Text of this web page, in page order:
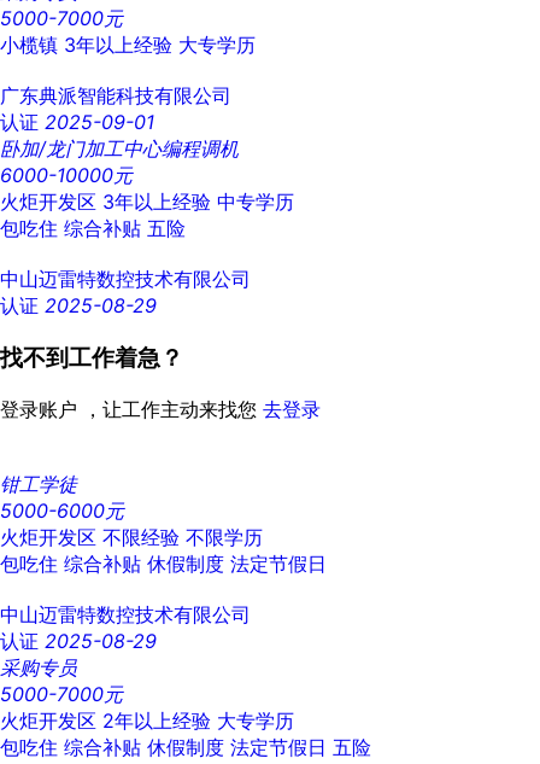
5000-7000元
小榄镇 3年以上经验 大专学历
广东典派智能科技有限公司
认证 2025-09-01
卧加/龙门加工中心编程调机
6000-10000元
火炬开发区 3年以上经验 中专学历
包吃住 综合补贴 五险
中山迈雷特数控技术有限公司
认证 2025-08-29
找不到工作着急？
登录账户 ，让工作主动来找您 去登录
钳工学徒
5000-6000元
火炬开发区 不限经验 不限学历
包吃住 综合补贴 休假制度 法定节假日
中山迈雷特数控技术有限公司
认证 2025-08-29
采购专员
5000-7000元
火炬开发区 2年以上经验 大专学历
包吃住 综合补贴 休假制度 法定节假日 五险